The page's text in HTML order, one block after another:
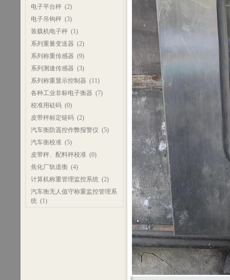
电子平台秤(2)
电子吊钩秤(3)
装载机电子秤(1)
系列重量变送器 (2)
系列称重传感器 (9)
系列测速传感器 (3)
系列称重显示控制器 (11)
各种工业非标电子衡器 (7)
校准用砝码(0)
皮带秤标定链码(2)
汽车衡防遥控作弊报警仪 (5)
汽车衡校准(5)
皮带秤、配料秤校准(0)
焦化厂轨道衡(4)
计算机称重管理监控系统(2)
汽车衡无人值守称重监控管理系
统(1)